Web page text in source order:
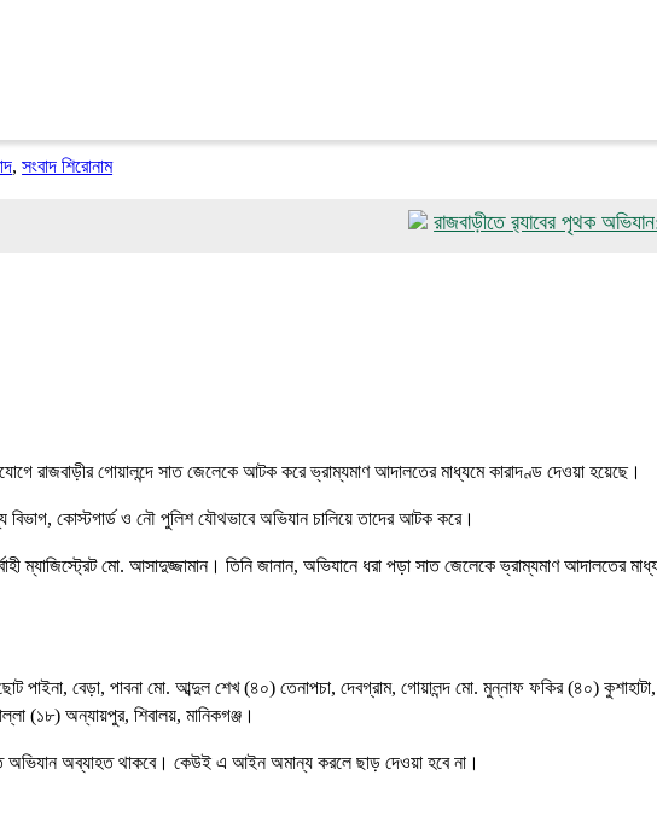
রাজবাড়ীতে র‌্যাবের পৃথক অভিযান: ২
,সংবাদ শিরোনাম
রাজবাড়ীর গোয়ালন্দে সাত জেলেকে আটক করে ভ্রাম্যমাণ আদালতের মাধ্যমে কারাদণ্ড দেওয়া হয়েছে।
কোস্টগার্ড ও নৌ পুলিশ যৌথভাবে অভিযান চালিয়ে তাদের আটক করে।
ম্যাজিস্ট্রেট মো. আসাদুজ্জামান। তিনি জানান, অভিযানে ধরা পড়া সাত জেলেকে ভ্রাম্যমাণ আদালতের
বেড়া, পাবনা মো. আব্দুল শেখ (৪০) তেনাপচা, দেবগ্রাম, গোয়ালন্দ মো. মুন্নাফ ফকির (৪০) কুশাহাটা,
(১৮) অন্যায়পুর, শিবালয়, মানিকগঞ্জ।
অভিযান অব্যাহত থাকবে। কেউই এ আইন অমান্য করলে ছাড় দেওয়া হবে না।